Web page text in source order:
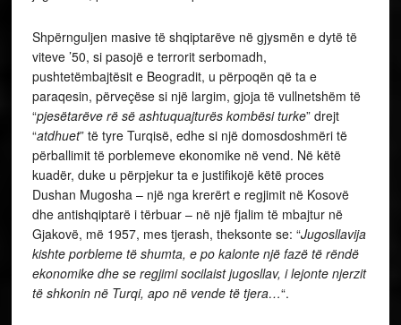
Shpërnguljen masive të shqiptarëve në gjysmën e dytë të
viteve ’50, si pasojë e terrorit serbomadh,
pushtetëmbajtësit e Beogradit, u përpoqën që ta e
paraqesin, përveçëse si një largim, gjoja të vullnetshëm të
“pjesëtarëve rë së ashtuquajturës kombësi turke” drejt
“atdhuet” të tyre Turqisë, edhe si një domosdoshmëri të
përballimit të porblemeve ekonomike në vend. Në këtë
kuadër, duke u përpjekur ta e justifikojë këtë proces
Dushan Mugosha – një nga krerërt e regjimit në Kosovë
dhe antishqiptarë i tërbuar – në një fjalim të mbajtur në
Gjakovë, më 1957, mes tjerash, theksonte se: “Jugosllavija
kishte porbleme të shumta, e po kalonte një fazë të rëndë
ekonomike dhe se regjimi socilaist jugosllav, i lejonte njerzit
të shkonin në Turqi, apo në vende të tjera…“.